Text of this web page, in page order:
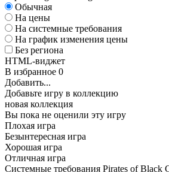
Обычная
На цены
На системные требования
На график изменения цены
Без региона
HTML-виджет
В избранное 0
Добавить...
Добавьте игру в коллекцию
новая коллекция
Вы пока не оценили эту игру
Плохая игра
Безынтересная игра
Хорошая игра
Отличная игра
Системные требования Pirates of Black